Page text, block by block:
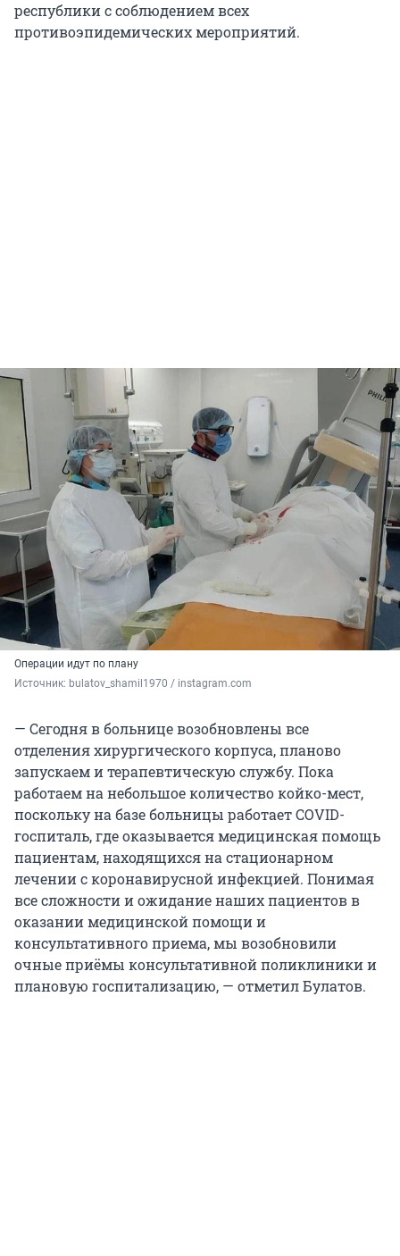
республики с соблюдением всех
противоэпидемических мероприятий.
Операции идут по плану
Источник: bulatov_shamil1970 / instagram.com
— Сегодня в больнице возобновлены все
отделения хирургического корпуса, планово
запускаем и терапевтическую службу. Пока
работаем на небольшое количество койко-мест,
поскольку на базе больницы работает COVID-
госпиталь, где оказывается медицинская помощь
пациентам, находящихся на стационарном
лечении с коронавирусной инфекцией. Понимая
все сложности и ожидание наших пациентов в
оказании медицинской помощи и
консультативного приема, мы возобновили
очные приёмы консультативной поликлиники и
плановую госпитализацию, — отметил Булатов.